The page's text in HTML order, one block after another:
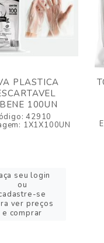
PLASTICA
100UN
42910
1X1X100UN
seu login
ou
se
ver preços
e comprar